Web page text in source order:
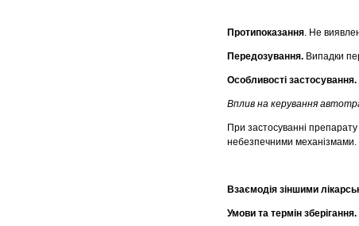
Протипоказання. Не
Передозування. Випадки
Особливості застосування.
Вплив на керування
При застосуванні
небезпечними механізмами.
Взаємодія зіншими
Умови та термін зберігання.